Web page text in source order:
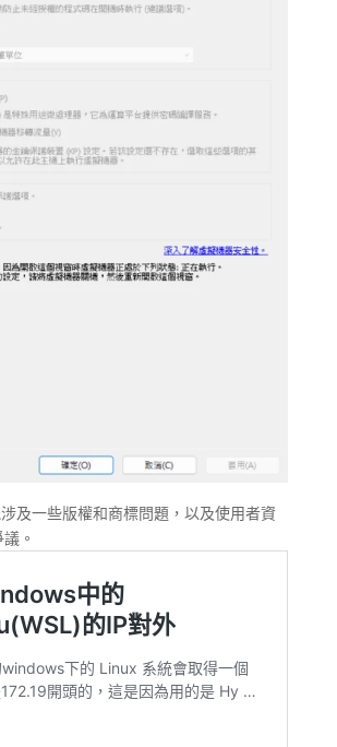
及一些版權和商標問題，以及使用者資
。